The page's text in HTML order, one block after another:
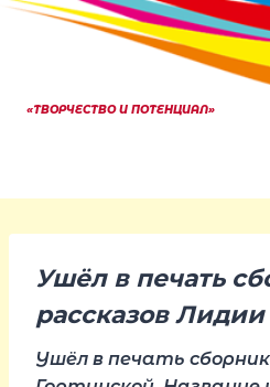
Перейти
«ТВОРЧЕСТВО И ПОТЕНЦИАЛ»
Ушёл в печать
рассказов
Ушёл в печать